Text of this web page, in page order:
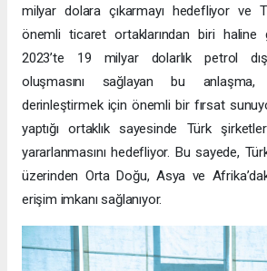
milyar dolara çıkarmayı hedefliyor ve
önemli ticaret ortaklarından biri haline
2023’te 19 milyar dolarlık petrol
oluşmasını sağlayan bu anlaşma,
derinleştirmek için önemli bir fırsat
yaptığı ortaklık sayesinde Türk
yararlanmasını hedefliyor. Bu sayede,
üzerinden Orta Doğu, Asya ve
erişim imkanı sağlanıyor.